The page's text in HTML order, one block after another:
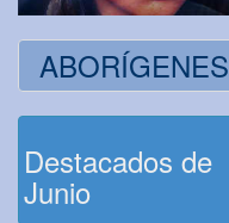
ABORÍGENES
Destacados de
Junio